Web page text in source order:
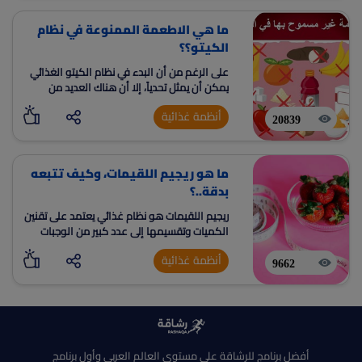
20839
ما هي الاطعمة الممنوعة في نظام
الكيتو؟؟
على الرغم من أن البدء في نظام الكيتو الغذائي
يمكن أن يمثل تحدياً، إلا أن هناك العديد من
النصائح والحيل التي يمكنك استخدامها لتسهيل
الأمر.أنظمة غذائية
9662
ما هو ريجيم اللقيمات، وكيف تتبعه
بدقة..؟
ريجيم اللقيمات هو نظام غذائي يعتمد على تقنين
الكميات وتقسيمها إلى عدد كبير من الوجبات
الصغيرة المتكررة على مدار اليوم.
أنظمة غذائية
أفضل برنامج للرشاقة على مستوى العالم العربى وأول برنامج